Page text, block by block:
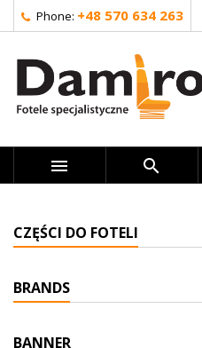
Phone: +48 570 634 263
 
CZĘŚCI DO FOTELI
BRANDS
BANNER